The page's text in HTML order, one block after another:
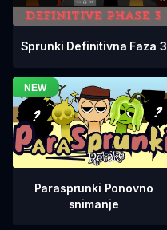
Sprunki Definitivna Faza 3
Parasprunki Ponovno
snimanje